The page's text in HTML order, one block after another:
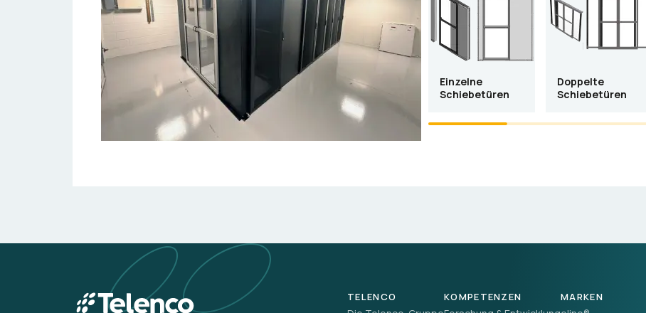
Einzelne
Schiebetüren
Doppelte
Schiebetüren
TELENCO KOMPETENZEN MARKEN